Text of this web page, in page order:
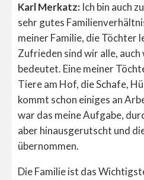
Karl Merkatz: Ich bin auch
sehr gutes
meiner Familie, die Töchter
Zufrieden sind wir alle, auch
bedeutet. Eine meiner
Tiere am Hof, die Schafe,
kommt schon einiges an
war das meine Aufgabe,
aber hinausgerutscht und
übernommen.
Die Familie ist das